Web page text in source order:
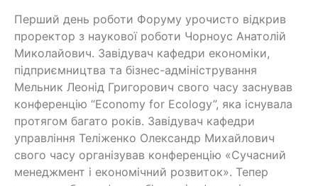
Перший день роботи Форуму урочисто відкрив
проректор з наукової роботи Чорноус Анатолій
Миколайович. Завідувач кафедри економіки,
підприємництва та бізнес-адміністрування
Мельник Леонід Григорович свого часу заснував
конференцію “Economy for Ecology”, яка існувала
протягом багато років. Завідувач кафедри
управління Теліженко Олександр Михайлович
свого часу організував конференцію «Сучасний
менеджмент і економічний розвиток». Тепер